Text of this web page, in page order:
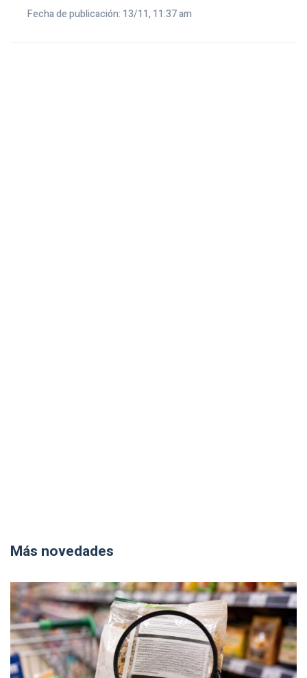
Fecha de publicación: 13/11, 11:37 am
Más novedades